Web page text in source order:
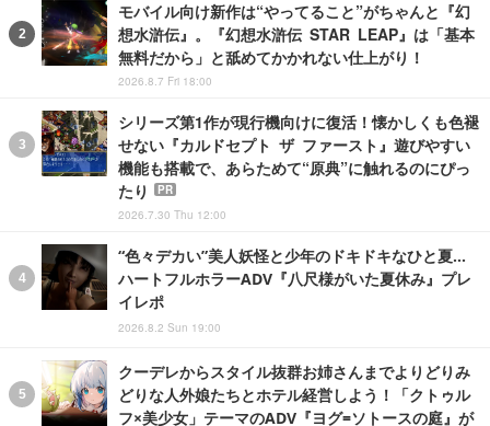
モバイル向け新作は“やってること”がちゃんと『幻
想水滸伝』。『幻想水滸伝 STAR LEAP』は「基本
無料だから」と舐めてかかれない仕上がり！
2026.8.7 Fri 18:00
シリーズ第1作が現行機向けに復活！懐かしくも色褪
せない『カルドセプト ザ ファースト』遊びやすい
機能も搭載で、あらためて“原典”に触れるのにぴっ
たり
PR
2026.7.30 Thu 12:00
“色々デカい”美人妖怪と少年のドキドキなひと夏…
ハートフルホラーADV『八尺様がいた夏休み』プレ
イレポ
2026.8.2 Sun 19:00
クーデレからスタイル抜群お姉さんまでよりどりみ
どりな人外娘たちとホテル経営しよう！「クトゥル
フ×美少女」テーマのADV『ヨグ=ソトースの庭』が